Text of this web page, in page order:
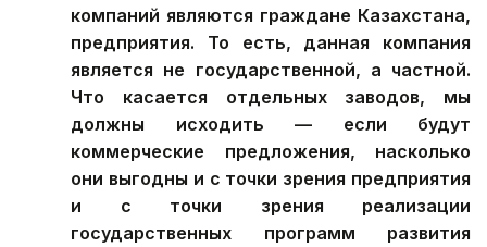
компаний являются граждане Казахстана,
предприятия. То есть, данная компания
является не государственной, а частной.
Что касается отдельных заводов, мы
должны исходить — если будут
коммерческие предложения, насколько
они выгодны и с точки зрения предприятия
и с точки зрения реализации
государственных программ развития